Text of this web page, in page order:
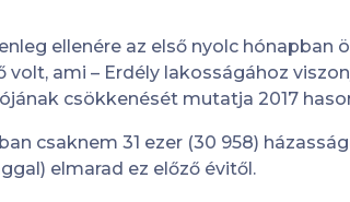
ellenére az első nyolc hónapban
volt, ami – Erdély lakosságához
csökkenését mutatja 2017
csaknem 31 ezer (30 958)
elmarad ez előző évitől.